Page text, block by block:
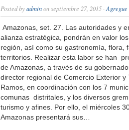
Posted byadminon septiembre 27, 2015 ·
Amazonas, set. 27. Las autoridades y
alianza estratégica, pondrán en valor
región, así como su gastronomía, flora,
territorios. Realizar esta labor se han
de Amazonas, a través de su
director regional de Comercio Exterior
Ramos, en coordinación con los 7
comunas distritales, y los diversos
turismo y afines. Por ello, el miércoles
Amazonas presentará sus…